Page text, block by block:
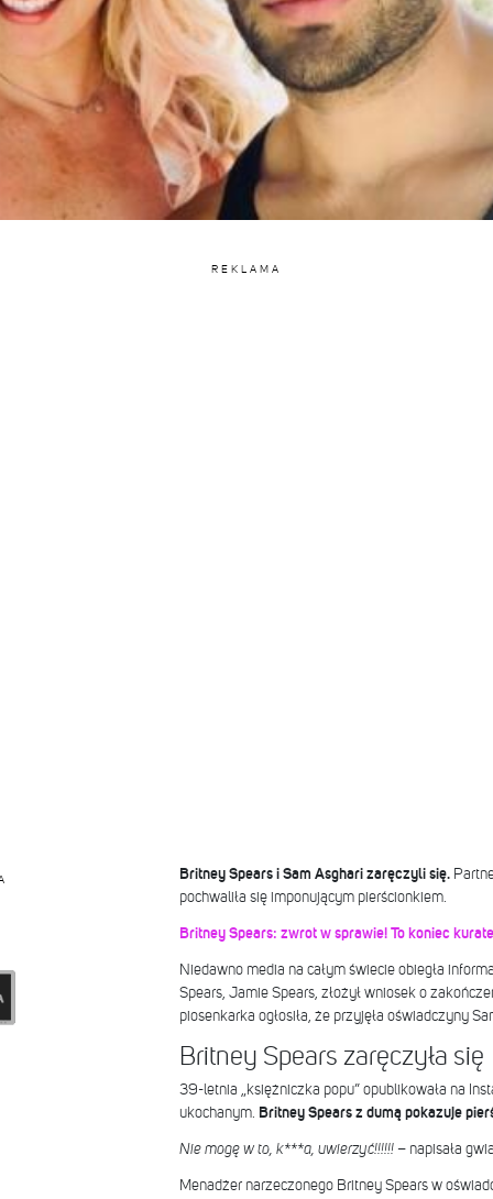
REKLAMA
Britney Spears i Sam Asghari zaręczyli się.
pochwaliła się imponującym pierścionkiem.
Britney Spears: zwrot w sprawie! To koniec
Niedawno media na całym świecie obiegła
Spears, Jamie Spears, złożył wniosek o
piosenkarka ogłosiła, że przyjęła oświadczyny
Britney Spears zaręczyła się
39-letnia „księżniczka popu” opublikowała na
ukochanym. Britney Spears z dumą pokazuje
Nie mogę w to, k***a, uwierzyć!!!!!! – napisała
Menadżer narzeczonego Britney Spears w